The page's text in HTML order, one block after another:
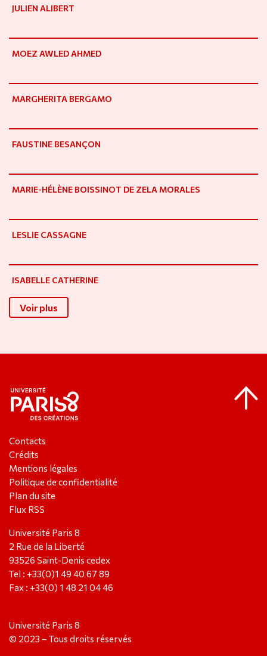
JULIEN ALIBERT
MOEZ AWLED AHMED
MARGHERITA BERGAMO
FAUSTINE BESANÇON
MARIE-HÉLÈNE BOISSINOT DE ZELA MORALES
LESLIE CASSAGNE
ISABELLE CATHERINE
Voir plus
Contacts
Crédits
Mentions légales
Politique de confidentialité
Plan du site
Flux RSS
Université Paris 8
2 Rue de la Liberté
93526 Saint-Denis cedex
Tel : +33(0)1 49 40 67 89
Fax : +33(0) 1 48 21 04 46
Université Paris 8
© 2023 – Tous droits réservés